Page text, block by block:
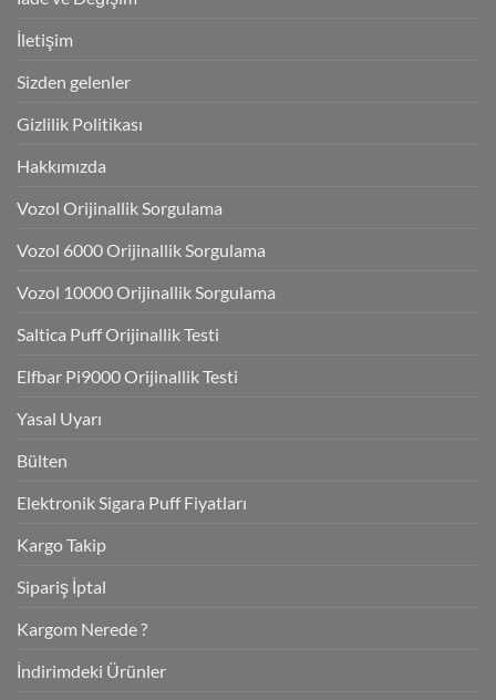
İletişim
Sizden gelenler
Gizlilik Politikası
Hakkımızda
Vozol Orijinallik Sorgulama
Vozol 6000 Orijinallik Sorgulama
Vozol 10000 Orijinallik Sorgulama
Saltica Puff Orijinallik Testi
Elfbar Pi9000 Orijinallik Testi
Yasal Uyarı
Bülten
Elektronik Sigara Puff Fiyatları
Kargo Takip
Sipariş İptal
Kargom Nerede ?
İndirimdeki Ürünler